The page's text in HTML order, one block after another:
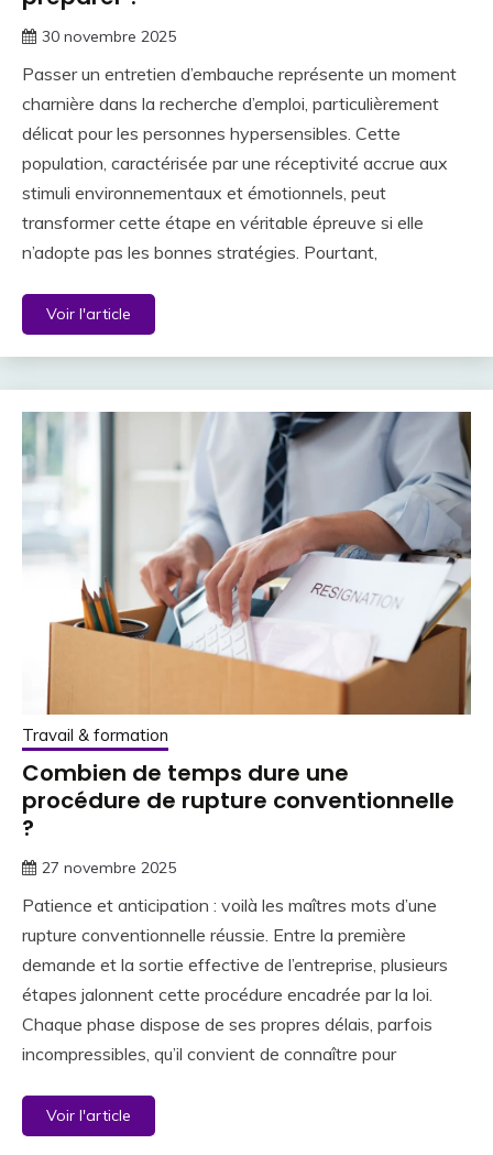
30 novembre 2025
Passer un entretien d’embauche représente un moment
charnière dans la recherche d’emploi, particulièrement
délicat pour les personnes hypersensibles. Cette
population, caractérisée par une réceptivité accrue aux
stimuli environnementaux et émotionnels, peut
transformer cette étape en véritable épreuve si elle
n’adopte pas les bonnes stratégies. Pourtant,
Voir l'article
Travail & formation
Combien de temps dure une
procédure de rupture conventionnelle
?
27 novembre 2025
Patience et anticipation : voilà les maîtres mots d’une
rupture conventionnelle réussie. Entre la première
demande et la sortie effective de l’entreprise, plusieurs
étapes jalonnent cette procédure encadrée par la loi.
Chaque phase dispose de ses propres délais, parfois
incompressibles, qu’il convient de connaître pour
Voir l'article